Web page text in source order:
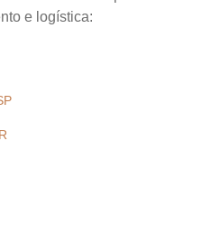
e logística: